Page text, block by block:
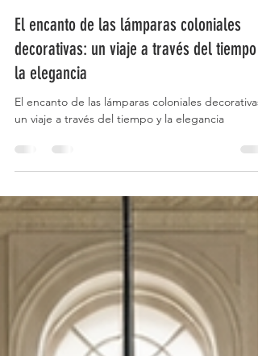
29 jun
3 min de lectura
El encanto de las lámparas coloniales
decorativas: un viaje a través del tiempo y
la elegancia
un viaje a través del tiempo y la elegancia